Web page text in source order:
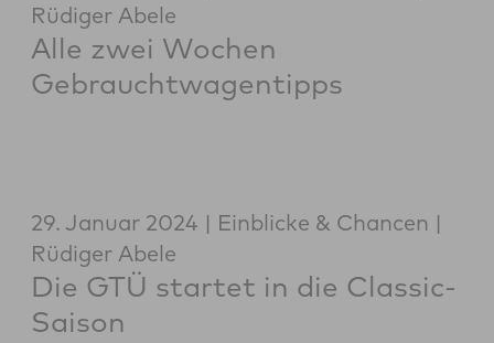
Rüdiger Abele
Alle zwei Wochen
Gebrauchtwagentipps
29. Januar 2024
Einblicke & Chancen
Rüdiger Abele
Die GTÜ startet in die Classic-
Saison